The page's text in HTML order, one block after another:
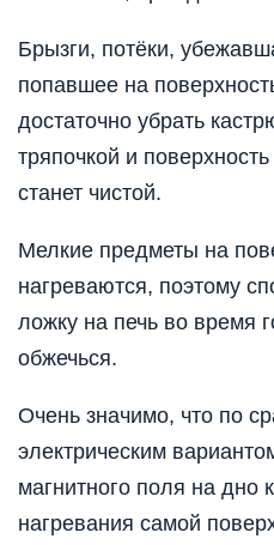
Брызги, потёки,
попавшее на
достаточно убрать
тряпочкой и
станет чистой.
Мелкие предметы на
нагреваются, поэтому
ложку на печь во время
обжечься.
Очень значимо, что по
электрическим
магнитного поля на дно
нагревания самой